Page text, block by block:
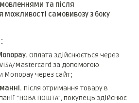
та після
можливості самовивозу з боку
Оплата здійснюється через
Mastercard за допомогою
Monopay через сайт;
Після отримання товару в
"НОВА ПОШТА", покупець здійснює